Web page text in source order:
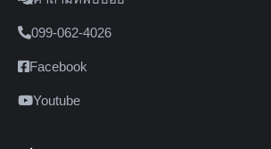
099-062-4026
Facebook
Youtube